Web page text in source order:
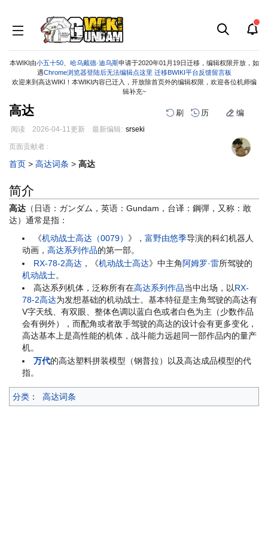
本WIKI由小五十50、 哈乌戴德·迪乌斯申请于2020年01月19日迁移，编辑权限开放，如
遇Chrome浏览器登陆后无法编辑点这里 迁移BWIKI平台反馈留言板
欢迎来到高达WIKI！本WIKI内容已迁入，开放除首页外的编辑权限，欢迎各位机师编
辑补充~
高达 刷 历 编
阅读 2026-04-11更新 最新编辑: srseki
跳
导
跳
搜
页面贡献者 :
首页 > 高达词条 > 高达
简介
高达 （日语：ガンダム，英语：Gundam，台译：鋼彈，又称：敢
达）通常是指：
《机动战士高达（0079） 》，富野由悠季导演的科幻机器人
动画，高达系列作品的第一部。
RX-78-2高达 ，《机动战士高达》中主角 阿姆罗·雷所驾驶的
机动战士。
高达系列机体，泛称所有在高达系列作品当中出场，以RX-
78-2高达为发想基础的机动战士。基本特征是主角驾驶的高达有
V字天线、有双眼、整体色调以蓝白色或者白色为主（少数作品
会有例外），而配角或者敌手驾驶的高达的设计会有更多变化，
高达基本上是高性能的机体，战斗能力远超同一部作品内的量产
机。
万代的高达塑料拼装模型（钢普拉）以及高达成品模型的代
指。
分类 ： 高达词条